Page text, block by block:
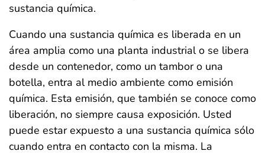
sustancia química.
Cuando una sustancia química es liberada en un
área amplia como una planta industrial o se libera
desde un contenedor, como un tambor o una
botella, entra al medio ambiente como emisión
química. Esta emisión, que también se conoce como
liberación, no siempre causa exposición. Usted
puede estar expuesto a una sustancia química sólo
cuando entra en contacto con la misma. La